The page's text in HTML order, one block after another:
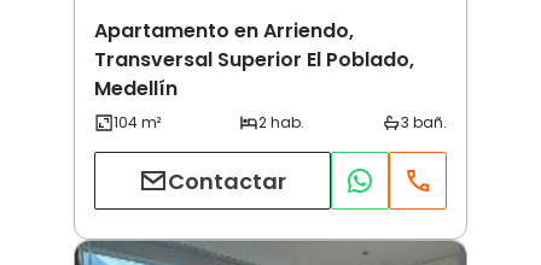
Apartamento en Arriendo,
Transversal Superior El Poblado,
Medellín
Contactar